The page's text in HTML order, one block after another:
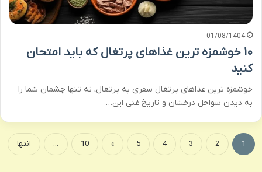
01/08/1404
۱۰ خوشمزه ترین غذاهای پرتغال که باید امتحان
کنید
خوشمزه ترین غذاهای پرتغال سفری به پرتغال، نه تنها چشمان شما را
به دیدن سواحل درخشان و تاریخ غنی این…
1
2
3
4
5
»
10
... انتها